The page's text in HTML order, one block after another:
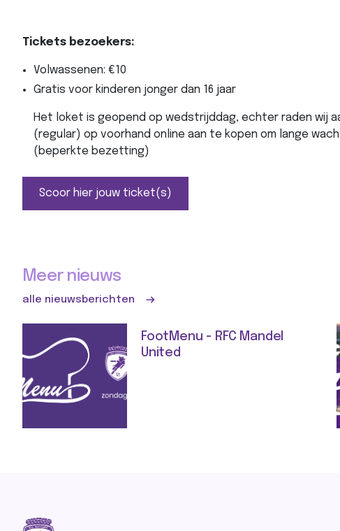
Tickets bezoekers:
Volwassenen: €10
Gratis voor kinderen jonger dan 16 jaar
Het loket is geopend op wedstrijddag, echter raden wij
(regular) op voorhand online aan te kopen om lange
(beperkte bezetting)
Scoor hier jouw ticket(s)
Meer nieuws
alle nieuwsberichten
FootMenu - RFC Mandel
United